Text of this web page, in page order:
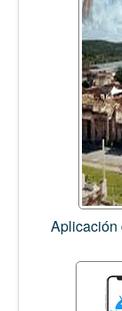
Aplicación